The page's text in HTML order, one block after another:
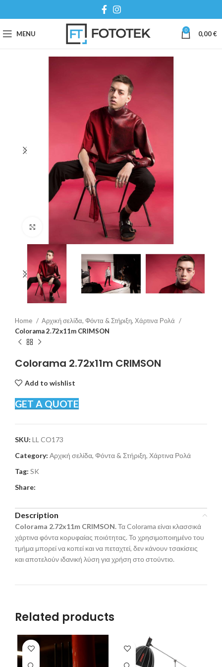
MENU 0 0,00€
Home
Αρχική σελίδα, Φόντα & Στήριξη, Χάρτινα Ρολά
Colorama 2.72x11m CRIMSON
Colorama 2.72x11m CRIMSON
Add to wishlist
GET A QUOTE
SKU: LL CO173
Category: Αρχική σελίδα, Φόντα & Στήριξη, Χάρτινα Ρολά
Tag: SK
Share:
Description
Colorama 2.72x11m CRIMSON.Τα Colorama είναι κλασσικά
χάρτινα φόντα κορυφαίας ποιότητας. Το χρησιμοποιημένο του
τμήμα μπορεί να κοπεί και να πεταχτεί, δεν κάνουν τσακίσεις
και αποτελούν ιδανική λύση για χρήση στο στούντιο.
Related products